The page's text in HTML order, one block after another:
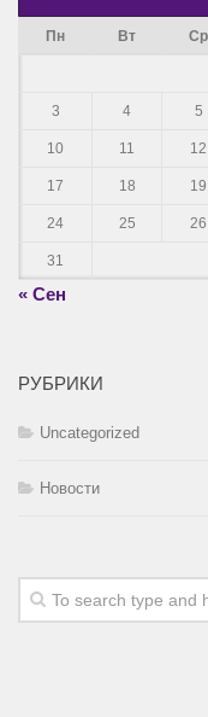
Пн Вт Ср
3 4 5
10 11 12
17 18 19
24 25 26
31
« Сен
РУБРИКИ
Uncategorized
Новости